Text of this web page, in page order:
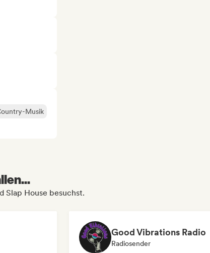
Musik
Slap House besuchst.
Good Vibrations Radio
Radiosender